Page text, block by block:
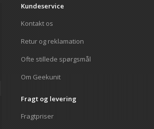
Kundeservice
Kontakt os
Retur og reklamation
Ofte stillede spørgsmål
Om Geekunit
Fragt og levering
Fragtpriser